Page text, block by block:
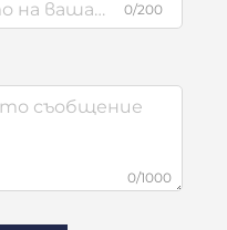
0/200
0/1000